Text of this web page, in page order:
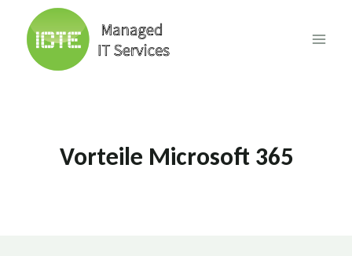
content
Vorteile Microsoft 365